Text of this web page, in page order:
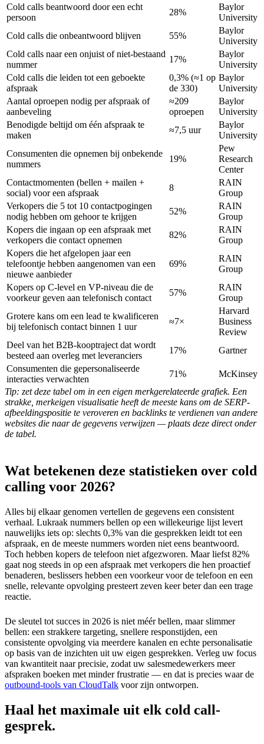
Cold calls beantwoord door een echt
persoon
28%
Baylor
University
Cold calls die onbeantwoord blijven
55%
Baylor
University
Cold calls naar een onjuist of niet-bestaand
nummer
17%
Baylor
University
Cold calls die leiden tot een geboekte
afspraak
0,3% (≈1 op
de 330)
Baylor
University
Aantal oproepen nodig per afspraak of
aanbeveling
≈209
oproepen
Baylor
University
Benodigde beltijd om één afspraak te
maken
≈7,5 uur
Baylor
University
Consumenten die opnemen bij onbekende
nummers
19%
Pew
Research
Center
Contactmomenten (bellen + mailen +
social) voor een afspraak
8
RAIN
Group
Verkopers die 5 tot 10 contactpogingen
nodig hebben om gehoor te krijgen
52%
RAIN
Group
Kopers die ingaan op een afspraak met
verkopers die contact opnemen
82%
RAIN
Group
Kopers die het afgelopen jaar een
telefoontje hebben aangenomen van een
nieuwe aanbieder
69%
RAIN
Group
Kopers op C-level en VP-niveau die de
voorkeur geven aan telefonisch contact
57%
RAIN
Group
Grotere kans om een lead te kwalificeren
bij telefonisch contact binnen 1 uur
≈7×
Harvard
Business
Review
Deel van het B2B-kooptraject dat wordt
besteed aan overleg met leveranciers
17%
Gartner
Consumenten die gepersonaliseerde
interacties verwachten
71%
McKinsey
Tip: zet deze tabel om in een eigen merkgerelateerde grafiek. Een
strakke, merkeigen visualisatie heeft de meeste kans om de SERP-
afbeeldingspositie te veroveren en backlinks te verdienen van andere
websites die naar de gegevens verwijzen — plaats deze direct onder
de tabel.
Wat betekenen deze statistieken over cold
calling voor 2026?
Alles bij elkaar genomen vertellen de gegevens een consistent
verhaal. Lukraak nummers bellen op een willekeurige lijst levert
nauwelijks iets op: slechts 0,3% van die gesprekken leidt tot een
afspraak, en de meeste nummers worden niet eens beantwoord.
Toch hebben kopers de telefoon niet afgezworen. Maar liefst 82%
gaat nog steeds in op een afspraak met verkopers die hen proactief
benaderen, beslissers hebben een voorkeur voor de telefoon en een
snelle, relevante opvolging presteert zeven keer beter dan een trage
reactie.
De sleutel tot succes in 2026 is niet méér bellen, maar slimmer
bellen: een strakkere targeting, snellere responstijden, een
consistente opvolging via meerdere kanalen en echte personalisatie
op basis van de inzichten uit uw eigen gesprekken. Verleg uw focus
van kwantiteit naar precisie, zodat uw salesmedewerkers meer
afspraken boeken met minder frustratie — en dat is precies waar de
outbound-tools van CloudTalk voor zijn ontworpen.
Haal het maximale uit elk cold call-
gesprek.